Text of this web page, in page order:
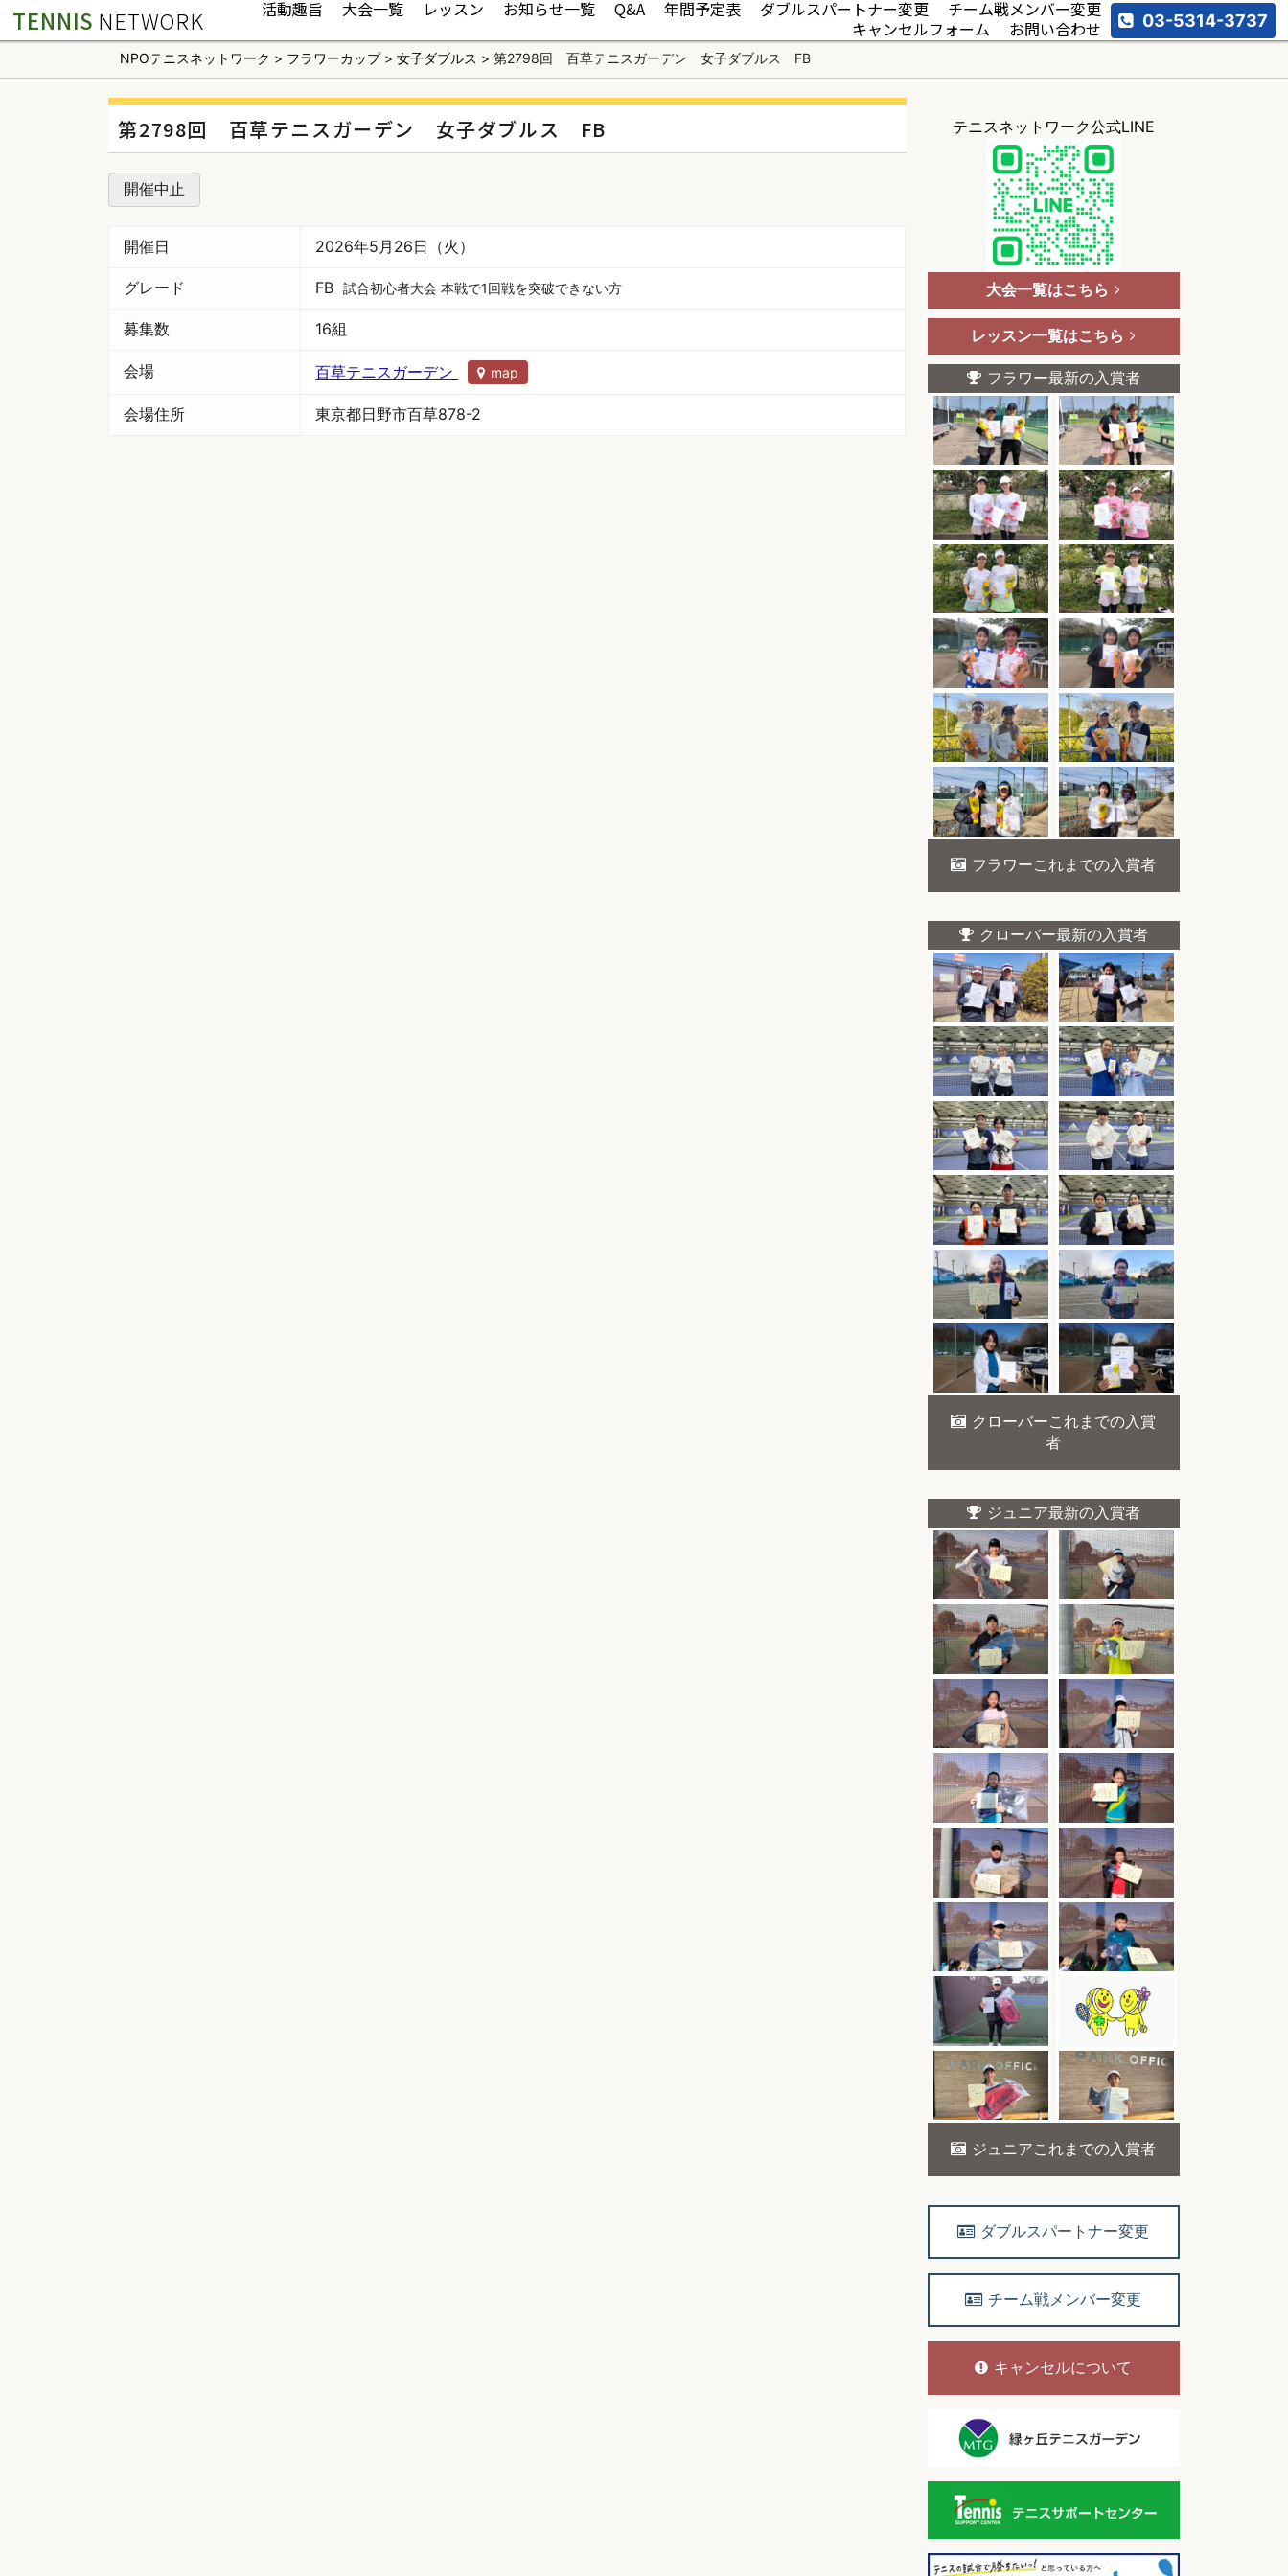
TENNIS NETWORK 活動趣旨 大会一覧 レッスン お知らせ一覧 Q&A 年間予定表 ダブルスパートナー変更
チーム戦メンバー変更
キャンセルフォーム
お問い合わせ 03-5314-3737
NPOテニスネットワーク > フラワーカップ> 女子ダブルス > 第2798回 百草テニスガーデン 女子ダブルス FB
第2798回 百草テニスガーデン 女子ダブルス FB
開催中止
開催日 2026年5月26日（火）
グレード FB 試合初心者大会 本戦で1回戦を突破できない方
募集数 16組
会場 百草テニスガーデン map
会場住所 東京都日野市百草878-2
テニスネットワーク公式LINE
大会一覧はこちら
レッスン一覧はこちら
フラワー最新の入賞者
フラワーこれまでの入賞者
クローバー最新の入賞者
クローバーこれまでの入賞
者
ジュニア最新の入賞者
ジュニアこれまでの入賞者
ダブルスパートナー変更
チーム戦メンバー変更
キャンセルについて